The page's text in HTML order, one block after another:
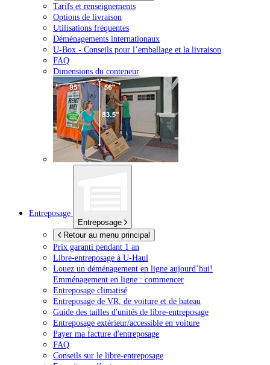
Tarifs et renseignements
Options de livraison
Utilisations fréquentes
Déménagements internationaux
U-Box - Conseils pour l’emballage et la livraison
FAQ
Dimensions du conteneur
Entreposage
Entreposage
Retour au menu principal
Prix garanti pendant 1 an
Libre-entreposage à U-Haul
Louez un déménagement en ligne aujourd’hui!
Emménagement en ligne : commencer
Entreposage climatisé
Entreposage de VR, de voiture et de bateau
Guide des tailles d'unités de libre-entreposage
Entreposage extérieur/accessible en voiture
Payer ma facture d'entreposage
FAQ
Conseils sur le libre-entreposage